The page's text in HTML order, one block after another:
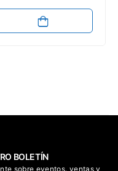
BOLETÍN
sobre eventos, ventas y